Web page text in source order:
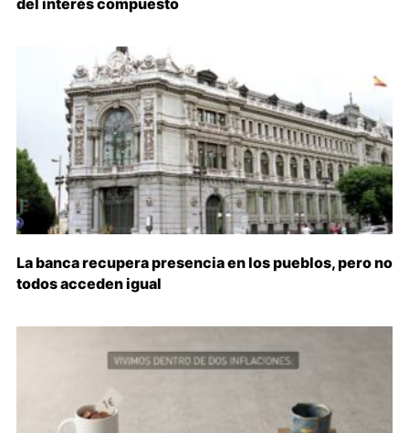
La banca recupera presencia en los pueblos, pero no
todos acceden igual